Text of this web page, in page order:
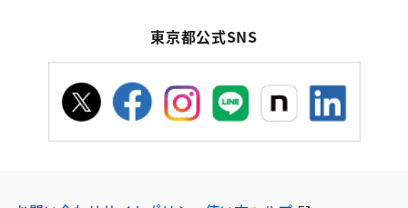
東京都公式SNS